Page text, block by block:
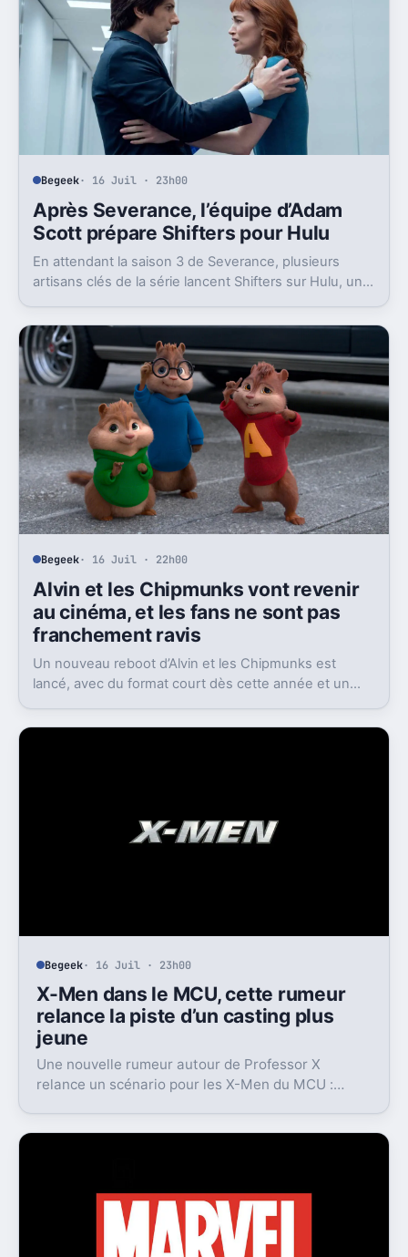
Begeek· 16 Juil · 23h00
Après Severance, l’équipe d’Adam
Scott prépare Shifters pour Hulu
En attendant la saison 3 de Severance, plusieurs
artisans clés de la série lancent Shifters sur Hulu, un
Begeek· 16 Juil · 22h00
Alvin et les Chipmunks vont revenir
au cinéma, et les fans ne sont pas
franchement ravis
Un nouveau reboot d’Alvin et les Chipmunks est
lancé, avec du format court dès cette année et un
du public.
Begeek· 16 Juil · 23h00
X-Men dans le MCU, cette rumeur
relance la piste d’un casting plus
jeune
Une nouvelle rumeur autour de Professor X
relance un scénario pour les X-Men du MCU :